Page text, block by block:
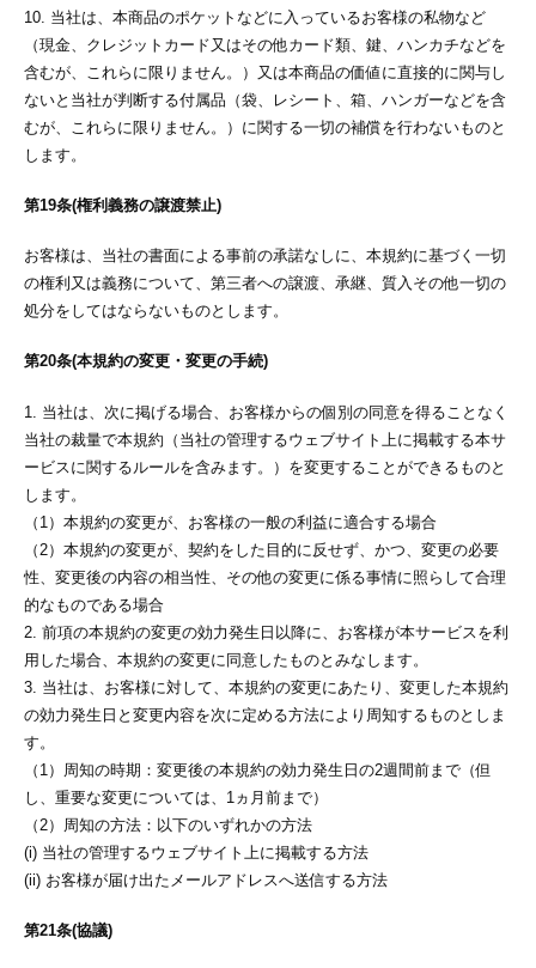
10. 当社は、本商品のポケットなどに入っているお客様の私物など
（現金、クレジットカード又はその他カード類、鍵、ハンカチなどを
含むが、これらに限りません。）又は本商品の価値に直接的に関与し
ないと当社が判断する付属品（袋、レシート、箱、ハンガーなどを含
むが、これらに限りません。）に関する一切の補償を行わないものと
します。
第19条(権利義務の譲渡禁止)
お客様は、当社の書面による事前の承諾なしに、本規約に基づく一切
の権利又は義務について、第三者への譲渡、承継、質入その他一切の
処分をしてはならないものとします。
第20条(本規約の変更・変更の手続)
1. 当社は、次に掲げる場合、お客様からの個別の同意を得ることなく
当社の裁量で本規約（当社の管理するウェブサイト上に掲載する本サ
ービスに関するルールを含みます。）を変更することができるものと
します。
（1）本規約の変更が、お客様の一般の利益に適合する場合
（2）本規約の変更が、契約をした目的に反せず、かつ、変更の必要
性、変更後の内容の相当性、その他の変更に係る事情に照らして合理
的なものである場合
2. 前項の本規約の変更の効力発生日以降に、お客様が本サービスを利
用した場合、本規約の変更に同意したものとみなします。
3. 当社は、お客様に対して、本規約の変更にあたり、変更した本規約
の効力発生日と変更内容を次に定める方法により周知するものとしま
す。
（1）周知の時期：変更後の本規約の効力発生日の2週間前まで（但
し、重要な変更については、1ヵ月前まで）
（2）周知の方法：以下のいずれかの方法
(i) 当社の管理するウェブサイト上に掲載する方法
(ii) お客様が届け出たメールアドレスへ送信する方法
第21条(協議)